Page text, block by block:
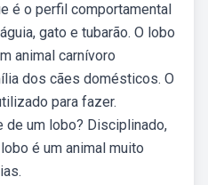
é o perfil comportamental
gato e tubarão. O lobo
animal carnívoro
dos cães domésticos. O
para fazer.
de um lobo? Disciplinado,
é um animal muito